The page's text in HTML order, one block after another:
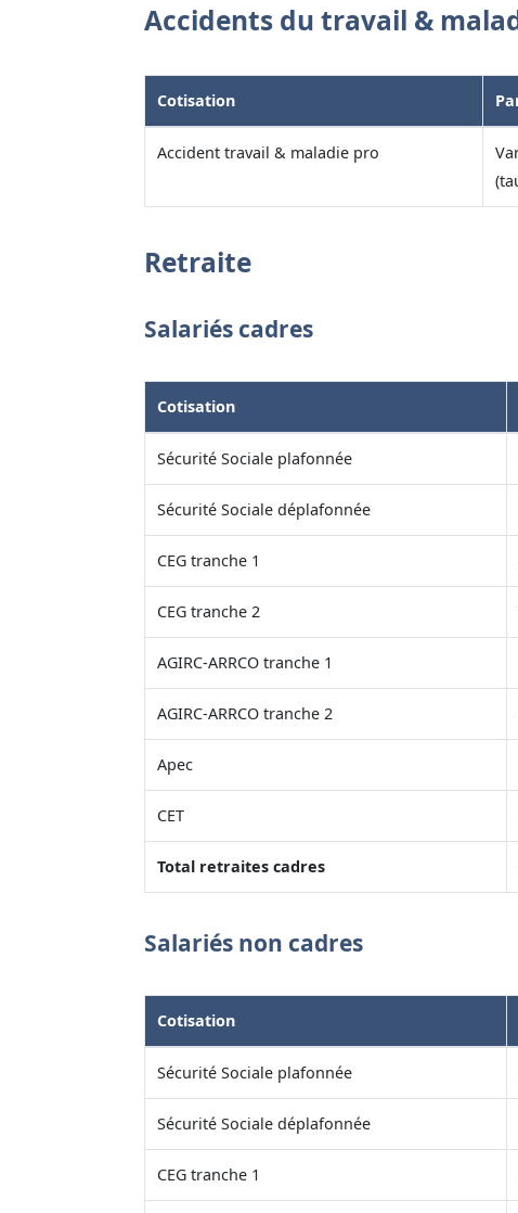
Accidents du travail &
Cotisation
Accident travail & maladie pro
Retraite
Salariés cadres
Cotisation
Sécurité Sociale plafonnée
Sécurité Sociale déplafonnée
CEG tranche 1
CEG tranche 2
AGIRC-ARRCO tranche 1
AGIRC-ARRCO tranche 2
Apec
CET
Total retraites cadres
Salariés non cadres
Cotisation
Sécurité Sociale plafonnée
Sécurité Sociale déplafonnée
CEG tranche 1